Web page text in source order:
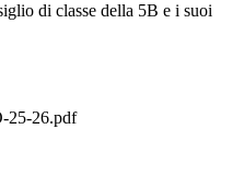
di classe della 5B e i suoi
25-26.pdf